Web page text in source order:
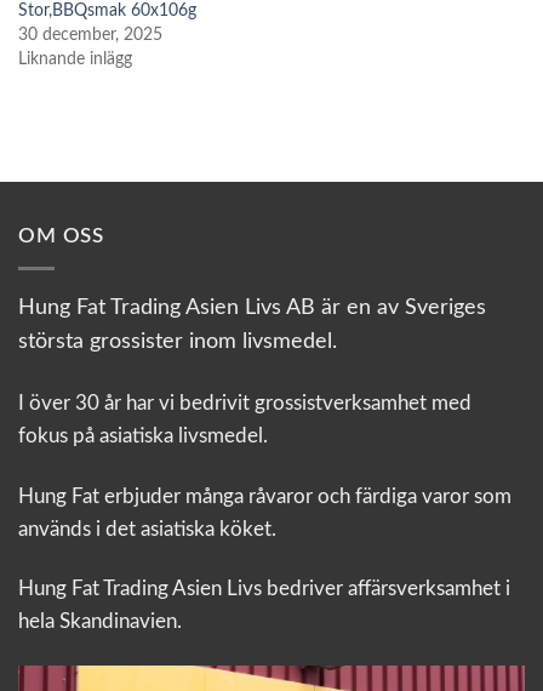
Stor,BBQsmak 60x106g
30 december, 2025
Liknande inlägg
OM OSS
Hung Fat Trading Asien Livs AB är en av Sveriges
största grossister inom livsmedel.
I över 30 år har vi bedrivit grossistverksamhet med
fokus på asiatiska livsmedel.
Hung Fat erbjuder många råvaror och färdiga varor som
används i det asiatiska köket.
Hung Fat Trading Asien Livs bedriver affärsverksamhet i
hela Skandinavien.